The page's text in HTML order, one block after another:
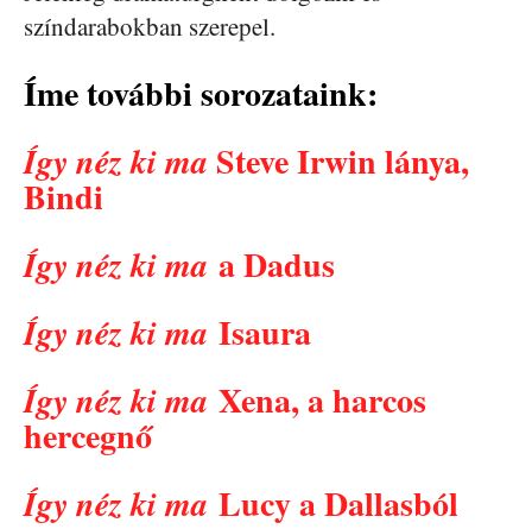
színdarabokban szerepel.
Íme további sorozataink:
Így néz ki ma Steve Irwin lánya,
Bindi
Így néz ki ma a Dadus
Így néz ki ma Isaura
Így néz ki ma Xena, a harcos
hercegnő
Így néz ki ma Lucy a Dallasból